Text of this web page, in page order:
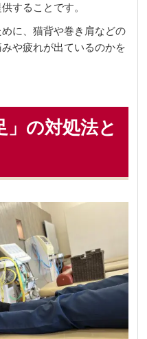
することです。
に、猫背や巻き肩などの
や疲れが出ているのかを
」の対処法と